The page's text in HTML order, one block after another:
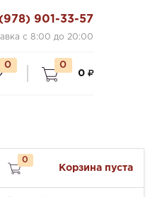
901-33-57
с 8:00 до 20:00
0
0
0
0
Корзина пуста